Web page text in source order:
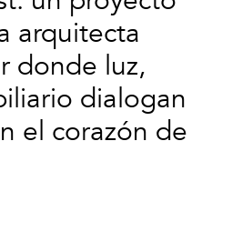
arquitecta
donde luz,
dialogan
el corazón de